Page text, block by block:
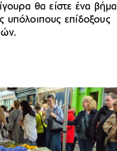
θα είστε ένα βήμα
επίδοξους